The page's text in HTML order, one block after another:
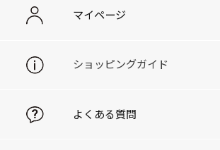
マイページ
ショッピングガイド
よくある質問